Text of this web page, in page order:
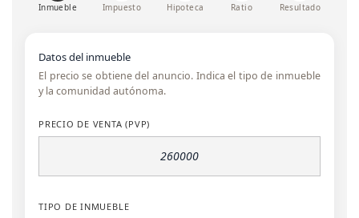
Inmueble Impuesto Hipoteca Ratio Resultado
Datos del inmueble
El precio se obtiene del anuncio. Indica el tipo de inmueble
y la comunidad autónoma.
PRECIO DE VENTA (PVP)
TIPO DE INMUEBLE